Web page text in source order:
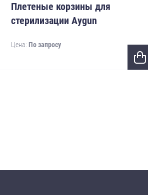
Плетеные корзины для
стерилизации Aygun
Цена: По запросу